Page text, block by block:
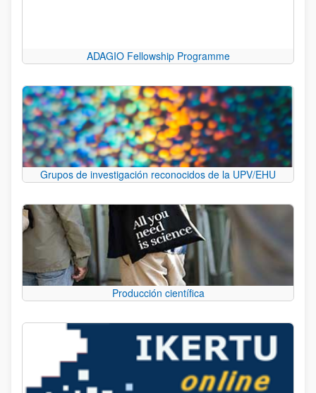
ADAGIO Fellowship Programme
Grupos de investigación reconocidos de la UPV/EHU
Producción científica